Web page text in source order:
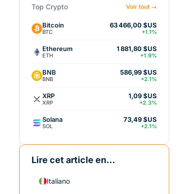
Top Crypto Voir tout →
Bitcoin
BTC
63 466,00 $US
+1.1%
Ethereum
ETH
1 881,80 $US
+1.9%
BNB
BNB
586,99 $US
+2.1%
XRP
XRP
1,09 $US
+2.3%
Solana
SOL
73,49 $US
+2.1%
Lire cet article en...
Italiano